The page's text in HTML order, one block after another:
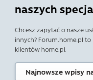
naszych
Chcesz zapytać o nasze
innych? Forum.home.pl
klientów home.pl.
Najnowsze wpisy